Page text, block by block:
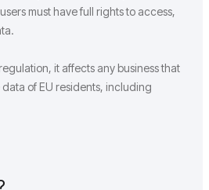
must have full rights to access,
it affects any business that
of EU residents, including